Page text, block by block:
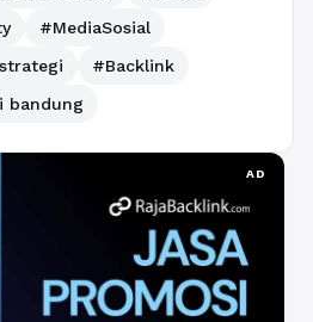
#MediaSosial
#Backlink
bandung
AD